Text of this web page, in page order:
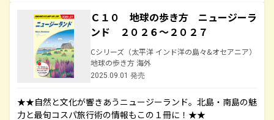
Ｃ１０ 地球の歩き方 ニュージーラ
ンド ２０２６～２０２７
Cシリーズ（太平洋 インド洋の島々&オセアニア）
地球の歩き方 海外
2025.09.01 発売
★★自然と文化が響きあうニュージーランド。北島・南島の魅
力と最旬コスパ旅行術の情報もこの１冊に！★★